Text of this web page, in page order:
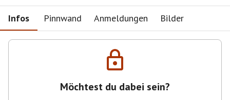
Infos Pinnwand Anmeldungen Bilder
Möchtest du dabei sein?